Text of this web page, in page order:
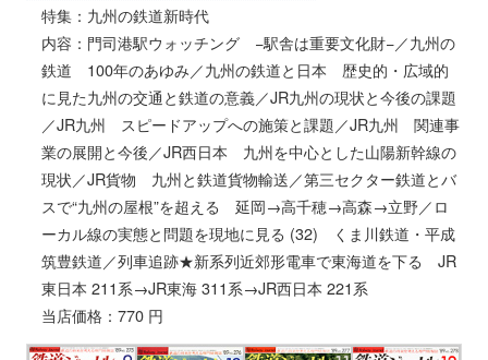
特集：九州の鉄道新時代
内容：門司港駅ウォッチング −駅舎は重要文化財−／九州の
鉄道 100年のあゆみ／九州の鉄道と日本 歴史的・広域的
に見た九州の交通と鉄道の意義／JR九州の現状と今後の課題
／JR九州 スピードアップへの施策と課題／JR九州 関連事
業の展開と今後／JR西日本 九州を中心とした山陽新幹線の
現状／JR貨物 九州と鉄道貨物輸送／第三セクター鉄道とバ
スで“九州の屋根”を超える 延岡→高千穂→高森→立野／ロ
ーカル線の実態と問題を現地に見る (32) くま川鉄道・平成
筑豊鉄道／列車追跡★新系列近郊形電車で東海道を下る JR
東日本 211系→JR東海 311系→JR西日本 221系
当店価格：770 円